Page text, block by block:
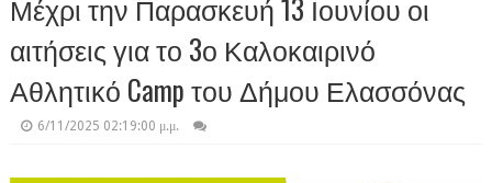
Μέχρι την Παρασκευή 13 Ιουνίου οι
αιτήσεις για το 3ο Καλοκαιρινό
Αθλητικό Camp του Δήμου Ελασσόνας
6/11/2025 02:19:00 μ.μ.